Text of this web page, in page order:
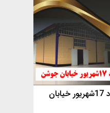
اجاره کارگاه شادآباد 17شهریور خیابان